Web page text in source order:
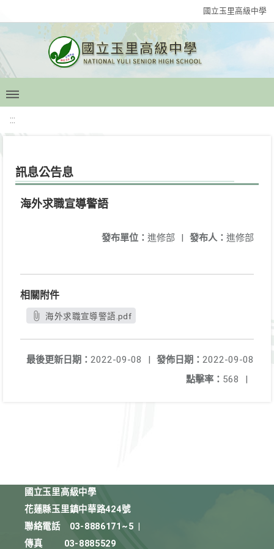
國立玉里高級中學
:::
訊息公告息
海外求職宣導警語
發布人： 進修部
發布單位： 進修部 |
相關附件
海外求職宣導警語.pdf
發佈日期： 2022-09-08
最後更新日期： 2022-09-08
|
點擊率： 568 |
國立玉里高級中學
花蓮縣玉里鎮中華路424號
聯絡電話
03-8886171~5
傳真
03-8885529